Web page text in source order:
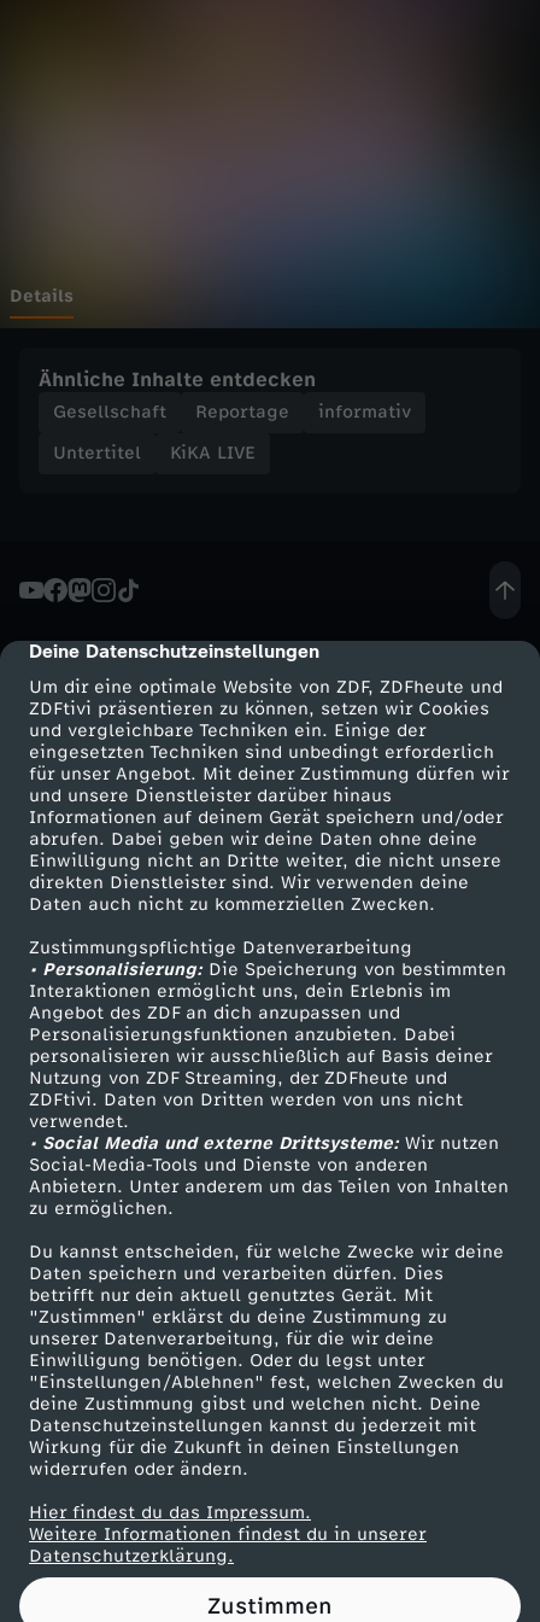
cmp-dialog-description
Deine Datenschutzeinstellungen
Um dir eine optimale Website von ZDF, ZDFheute und
ZDFtivi präsentieren zu können, setzen wir Cookies
und vergleichbare Techniken ein. Einige der
eingesetzten Techniken sind unbedingt erforderlich
für unser Angebot. Mit deiner Zustimmung dürfen wir
und unsere Dienstleister darüber hinaus
Informationen auf deinem Gerät speichern und/oder
abrufen. Dabei geben wir deine Daten ohne deine
Einwilligung nicht an Dritte weiter, die nicht unsere
direkten Dienstleister sind. Wir verwenden deine
Daten auch nicht zu kommerziellen Zwecken.
Zustimmungspflichtige Datenverarbeitung
• Personalisierung:Die Speicherung von bestimmten
Interaktionen ermöglicht uns, dein Erlebnis im
Angebot des ZDF an dich anzupassen und
Personalisierungsfunktionen anzubieten. Dabei
personalisieren wir ausschließlich auf Basis deiner
Nutzung von ZDF Streaming, der ZDFheute und
ZDFtivi. Daten von Dritten werden von uns nicht
verwendet.
• Social Media und externe Drittsysteme:Wir nutzen
Social-Media-Tools und Dienste von anderen
Anbietern. Unter anderem um das Teilen von Inhalten
zu ermöglichen.
Du kannst entscheiden, für welche Zwecke wir deine
Daten speichern und verarbeiten dürfen. Dies
betrifft nur dein aktuell genutztes Gerät. Mit
"Zustimmen" erklärst du deine Zustimmung zu
unserer Datenverarbeitung, für die wir deine
Einwilligung benötigen. Oder du legst unter
"Einstellungen/Ablehnen" fest, welchen Zwecken du
deine Zustimmung gibst und welchen nicht. Deine
Datenschutzeinstellungen kannst du jederzeit mit
Wirkung für die Zukunft in deinen Einstellungen
widerrufen oder ändern.
Hier findest du das Impressum.
Weitere Informationen findest du in unserer
Datenschutzerklärung.
Zustimmen
n
H
o
y
:
L
a
t
e
i
n
-
T
a
n
z
Details
Ähnliche Inhalte entdecken
Gesellschaft Reportage
informativ
Untertitel
KiKA LIVE
Mehr ZDF
ZDF-Apps
Smart TV
ZDFtext
Livestreams
Sendungen A-Z
TV-Programm
Service
ZDFmitreden
Kontakt zum ZDF
Tickets
Zuschauerservice
Hilfe
ZDF Unternehmen
Karriere
ZDF goes Schule
Werbefernsehen
Mainzelmännchen
Partner